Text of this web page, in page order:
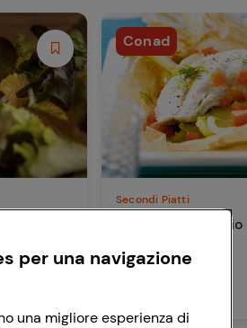
Conad
Secondi Piatti
Orata al
per una navigazione
una migliore esperienza di